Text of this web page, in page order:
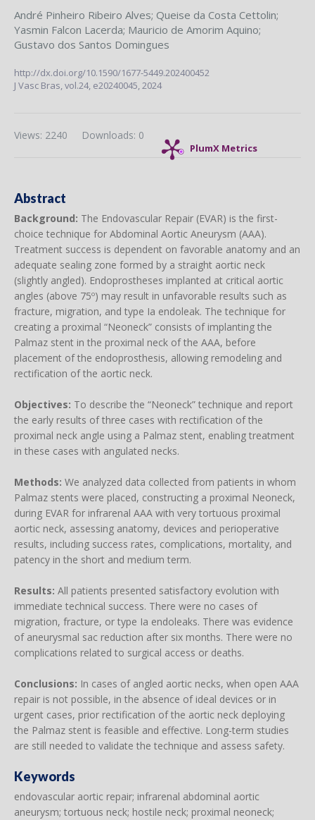
André Pinheiro Ribeiro Alves; Queise da Costa Cettolin;
Yasmin Falcon Lacerda; Mauricio de Amorim Aquino;
Gustavo dos Santos Domingues
http://dx.doi.org/10.1590/1677-5449.202400452
J Vasc Bras,vol.24, e20240045, 2024
PlumX Metrics
Downloads: 0
Views: 2240
Abstract
Background: The Endovascular Repair (EVAR) is the first-
choice technique for Abdominal Aortic Aneurysm (AAA).
Treatment success is dependent on favorable anatomy and an
adequate sealing zone formed by a straight aortic neck
(slightly angled). Endoprostheses implanted at critical aortic
angles (above 75º) may result in unfavorable results such as
fracture, migration, and type Ia endoleak. The technique for
creating a proximal “Neoneck” consists of implanting the
Palmaz stent in the proximal neck of the AAA, before
placement of the endoprosthesis, allowing remodeling and
rectification of the aortic neck.
Objectives: To describe the “Neoneck” technique and report
the early results of three cases with rectification of the
proximal neck angle using a Palmaz stent, enabling treatment
in these cases with angulated necks.
Methods: We analyzed data collected from patients in whom
Palmaz stents were placed, constructing a proximal Neoneck,
during EVAR for infrarenal AAA with very tortuous proximal
aortic neck, assessing anatomy, devices and perioperative
results, including success rates, complications, mortality, and
patency in the short and medium term.
Results: All patients presented satisfactory evolution with
immediate technical success. There were no cases of
migration, fracture, or type Ia endoleaks. There was evidence
of aneurysmal sac reduction after six months. There were no
complications related to surgical access or deaths.
Conclusions: In cases of angled aortic necks, when open AAA
repair is not possible, in the absence of ideal devices or in
urgent cases, prior rectification of the aortic neck deploying
the Palmaz stent is feasible and effective. Long-term studies
are still needed to validate the technique and assess safety.
Keywords
endovascular aortic repair; infrarenal abdominal aortic
aneurysm; tortuous neck; hostile neck; proximal neoneck;